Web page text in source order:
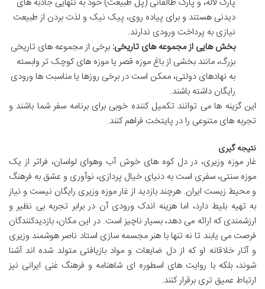
دیدنی هستند و برای پیاده روی، پیک نیک و لذت بردن از طبیعت
نیازی به پرداخت ورودی ندارند.
بخش هایی از مجموعه های تاریخی: برخی از مجموعه های تاریخی
بزرگ، مانند بخشی از باغ موزه قصر یا موزه های کوچک تر وابسته
به نهادهای دولتی، ممکن است در برخی روزها یا مناسبت ها ورودی
رایگان داشته باشند.
این گزینه ها می توانند تکمیل کننده خوبی برای برنامه سفر شما باشند و
تجربه های متنوعی را در پایتخت فراهم کنند.
نتیجه گیری
غار موزه وزیری، در دل کوه های خوش آب وهوای لواسان، فراتر از یک
موزه سنتی، سفری است به دنیای خیال پردازی، نوآوری و عشق به فرهنگ
و محیط زیست ایران. هرچند بازدید از غار موزه وزیری رایگان نیست و نیاز
به تهیه بلیط دارد، اما هزینه اندک ورودی آن در برابر تجربه بی نظیر و
ارزشمندی که ارائه می دهد، بسیار ناچیز است. در این مکان، بازدیدکنندگان
فرصت می یابند تا نه تنها با هنر مجسمه سازی استاد ناصر هوشمند وزیری
و آثار خلاقانه او که از دل ضایعات و مواد بازیافتی متولد شده اند آشنا
شوند، بلکه با روایت های اسطوره ای شاهنامه و فرهنگ غنی ایرانی نیز
ارتباط عمیق تری برقرار کنند.